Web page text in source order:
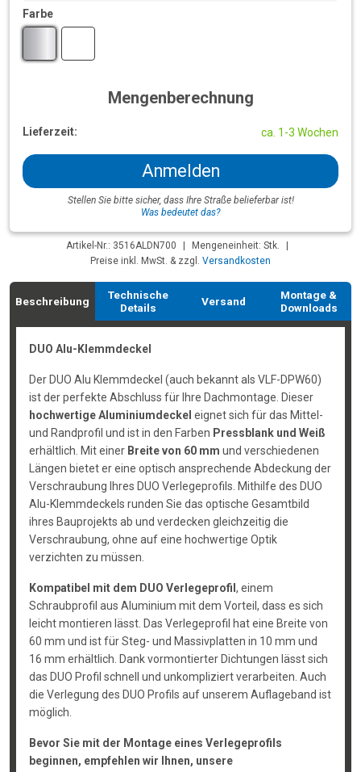
Farbe
Mengenberechnung
Lieferzeit: ca. 1-3 Wochen
Anmelden
Stellen Sie bitte sicher, dass Ihre Straße belieferbar ist!
Was bedeutet das?
Artikel-Nr.: 3516ALDN700 | Mengeneinheit: Stk.
|
Preise inkl. MwSt. & zzgl. Versandkosten
Beschreibung
Technische
Details
Versand
Montage &
Downloads
DUO Alu-Klemmdeckel
Der DUO Alu Klemmdeckel (auch bekannt als VLF-DPW60)
ist der perfekte Abschluss für Ihre Dachmontage. Dieser
hochwertige Aluminiumdeckel eignet sich für das Mittel-
und Randprofil und ist in den Farben Pressblank und Weiß
erhältlich. Mit einer Breite von 60 mm und verschiedenen
Längen bietet er eine optisch ansprechende Abdeckung der
Verschraubung Ihres DUO Verlegeprofils. Mithilfe des DUO
Alu-Klemmdeckels runden Sie das optische Gesamtbild
ihres Bauprojekts ab und verdecken gleichzeitig die
Verschraubung, ohne auf eine hochwertige Optik
verzichten zu müssen.
Kompatibel mit dem DUO Verlegeprofil, einem
Schraubprofil aus Aluminium mit dem Vorteil, dass es sich
leicht montieren lässt. Das Verlegeprofil hat eine Breite von
60 mm und ist für Steg- und Massivplatten in 10 mm und
16 mm erhältlich. Dank vormontierter Dichtungen lässt sich
das DUO Profil schnell und unkompliziert verarbeiten. Auch
die Verlegung des DUO Profils auf unserem Auflageband ist
möglich.
Bevor Sie mit der Montage eines Verlegeprofils
beginnen, empfehlen wir Ihnen, unsere